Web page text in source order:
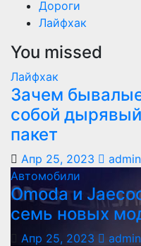
Дороги
Лайфхак
You missed
Лайфхак
Зачем
собой
пакет
Апр 25, 2023
admin
Автомобили
Оmoda и
семь новых
Апр 25, 2023
admin